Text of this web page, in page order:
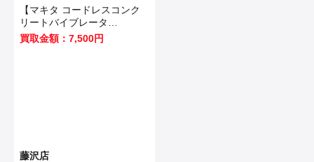
【マキタ コードレスコンク
リートバイブレータ
VR350DZ 】藤沢市のお客様
から買取させていただきまし
買取金額：7,500円
藤沢店